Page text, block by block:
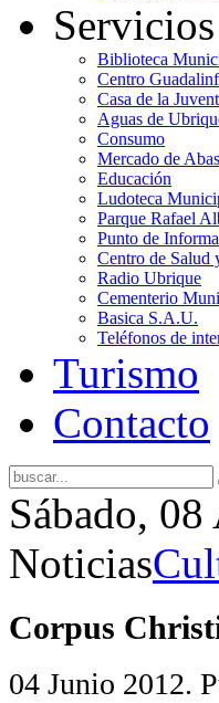
Servicios
Biblioteca
Centro
Casa de la
Aguas de
Consumo
Mercado de
Educación
Ludoteca
Parque Rafael
Punto de
Centro de Salud
Radio Ubrique
Cementerio
Basica S.A.U.
Teléfonos de
Turismo
Contacto
Sábado,
Noticias
Corpus
04 Junio 2012.